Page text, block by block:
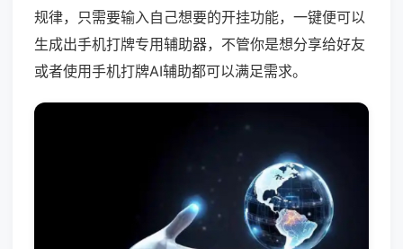
规律，只需要输入自己想要的开挂功能，一键便可以
生成出手机打牌专用辅助器，不管你是想分享给好友
或者使用手机打牌AI辅助都可以满足需求。